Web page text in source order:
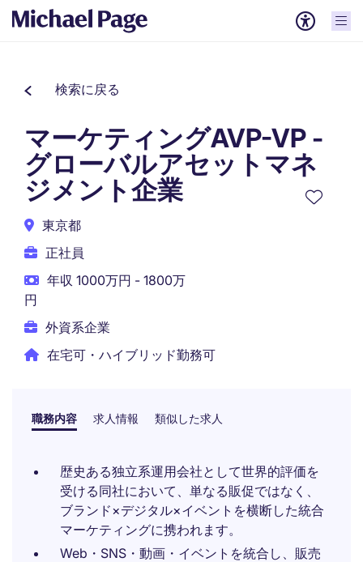
検索に戻る
マーケティングAVP-VP -
グローバルアセットマネ
ジメント企業
東京都
正社員
年収 1000万円 - 1800万
円
外資系企業
在宅可・ハイブリッド勤務可
職務内容 求人情報 類似した求人
歴史ある独立系運用会社として世界的評価を
受ける同社において、単なる販促ではなく、
ブランド×デジタル×イベントを横断した統合
マーケティングに携われます。
Web・SNS・動画・イベントを統合し、販売